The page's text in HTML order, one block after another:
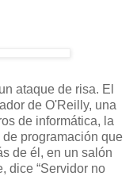
ataque de risa. El
de O'Reilly, una
de informática, la
de programación que
de él, en un salón
dice “Servidor no